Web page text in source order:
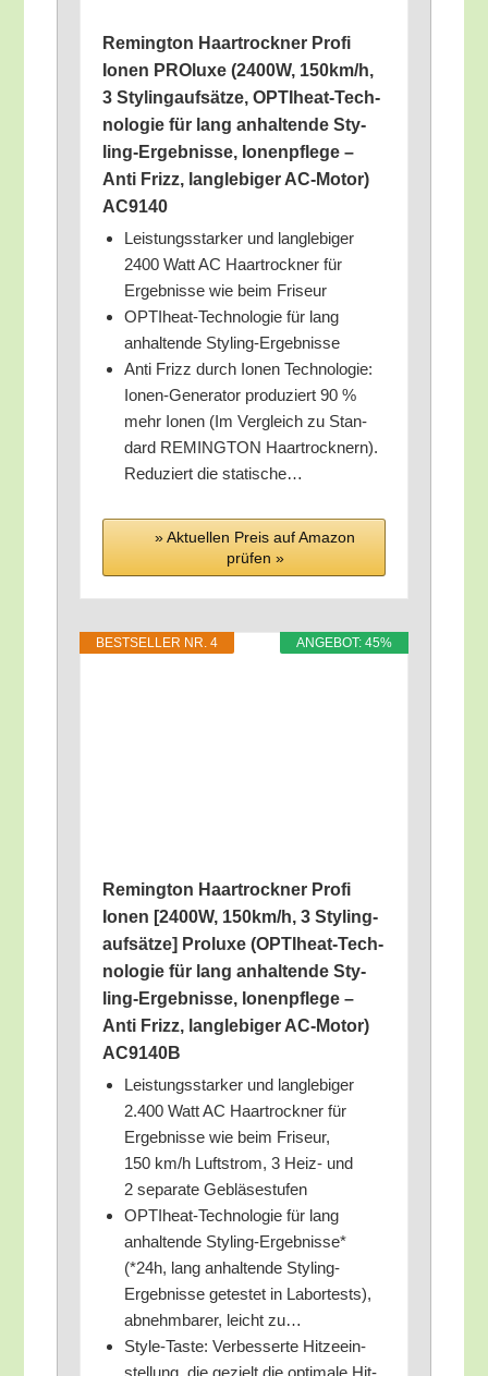
Reming­ton Haar­trock­ner Pro­fi
Ionen PRO­lu­xe (2400W, 150km/​h,
3 Sty­ling­auf­sät­ze, OPTI­heat-Tech­
no­lo­gie für lang anhal­ten­de Sty­
ling-Ergeb­nis­se, Ionen­pfle­ge –
Anti Frizz, lang­le­bi­ger AC-Motor)
AC9140
Leis­tungs­star­ker und lang­le­bi­ger
2400 Watt AC Haar­trock­ner für
Ergeb­nis­se wie beim Friseur
OPTI­heat-Tech­no­lo­gie für lang
anhal­ten­de Styling-Ergebnisse
Anti Frizz durch Ionen Tech­no­lo­gie:
Ionen-Gene­ra­tor pro­du­ziert 90 %
mehr Ionen (Im Ver­gleich zu Stan­
dard REMINGTON Haar­trock­nern).
Redu­ziert die statische…
» Aktu­el­len Preis auf Ama­zon
prü­fen »
ANGE­BOT: 45%
BEST­SEL­LER NR. 4
Reming­ton Haar­trock­ner Pro­fi
Ionen [2400W, 150km/​h, 3 Sty­ling­
auf­sät­ze] Pro­lu­xe (OPTI­heat-Tech­
no­lo­gie für lang anhal­ten­de Sty­
ling-Ergeb­nis­se, Ionen­pfle­ge –
Anti Frizz, lang­le­bi­ger AC-Motor)
AC9140B
Leis­tungs­star­ker und lang­le­bi­ger
2.400 Watt AC Haar­trock­ner für
Ergeb­nis­se wie beim Fri­seur,
150 km/​h Luft­strom, 3 Heiz- und
2 sepa­ra­te Gebläsestufen
OPTI­heat-Tech­no­lo­gie für lang
anhal­ten­de Sty­ling-Ergeb­nis­se*
(*24h, lang anhal­ten­de Sty­ling-
Ergeb­nis­se getes­tet in Labor­tests),
abnehm­ba­rer, leicht zu…
Style-Tas­te: Ver­bes­ser­te Hit­ze­ein­
stel­lung, die gezielt die opti­ma­le Hit­